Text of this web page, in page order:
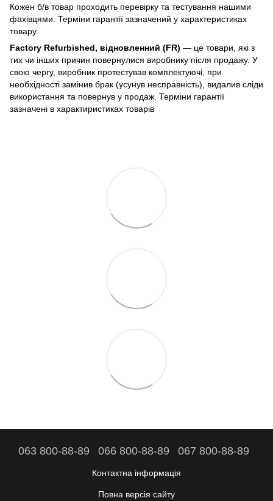
Кожен б/в товар проходить перевірку та тестування нашими
фахівцями. Терміни гарантії зазначений у характеристиках
товару.
Factory Refurbished, відновленний (FR) — це товари, які з
тих чи інших причин повернулися виробнику після продажу. У
свою чергу, виробник протестував комплектуючі, при
необхідності замінив брак (усунув несправність), видалив сліди
використання та повернув у продаж. Терміни гарантії
зазначені в характиристиках товарів
063 800-88-89 066 800-88-89 067 800-88-89
Контактна інформація
Повна версія сайту